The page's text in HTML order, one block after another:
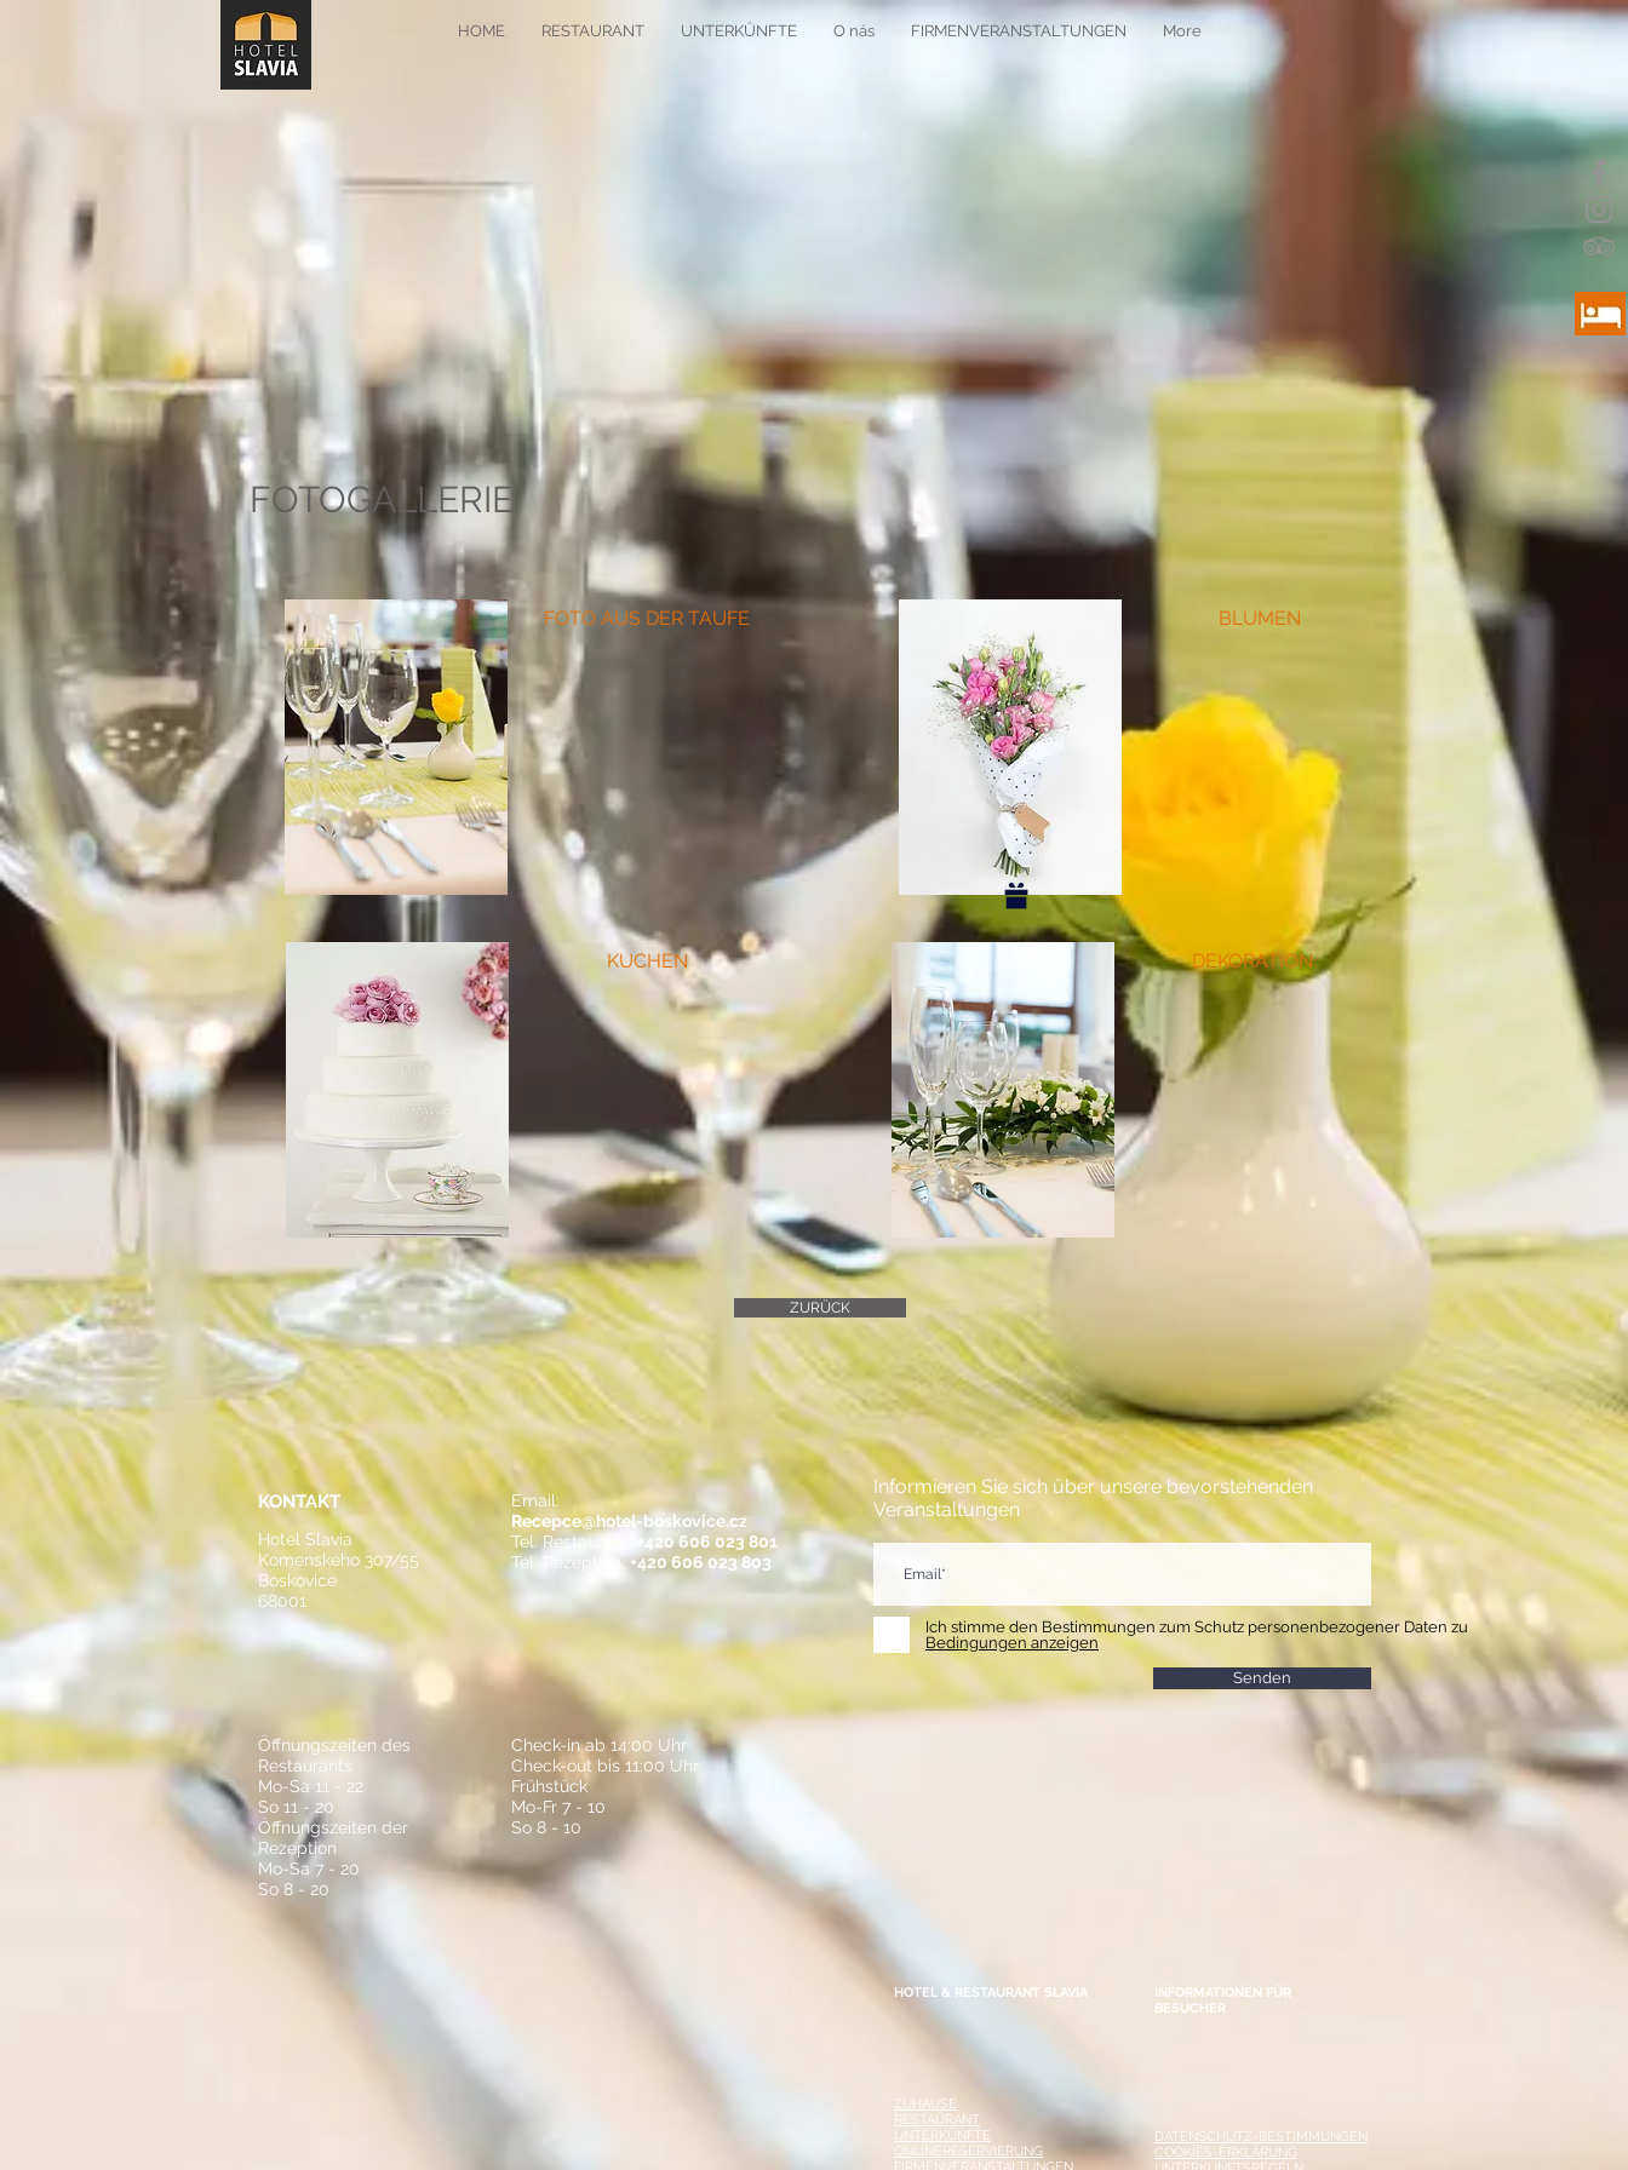
HOME RESTAURANT UNTERKÜNFTE O nás FIRMENVERANSTALTUNGEN More
FOTOGALLERIE
KUCHEN DEKORATION
FOTO AUS DER TAUFE BLUMEN
ZURÜCK
KONTAKT
Hotel Slavia
Komenského 307/55
Boskovice
68001
Öffnungszeiten des
Restaurants
Mo-Sa 11 - 22
So 11 - 20
Öffnungszeiten der
Rezeption
Mo-Sa 7 - 20
So 8 - 20
Email:
Recepce@hotel-boskovice.cz
Tel. Restaurant:
+420 606 023 801
Tel. Rezeption:+420 606 023 803
Informieren Sie sich über unsere bevorstehenden
Veranstaltungen
Ich stimme den Bestimmungen zum Schutz personenbezogener Daten zu
Bedingungen anzeigen
Senden
Check-in ab 14:00 Uhr
Check-out bis 11:00 Uhr
Frühstück
Mo-Fr 7 - 10
So 8 - 10
HOTEL & RESTAURANT SLAVIA
INFORMATIONEN FÜR
BESUCHER
ZUHAUSE
RESTAURANT
UNTERKÜNFTE
ONLINERESERVIERUNG
DATENSCHUTZ-BESTIMMUNGEN
COOKIES-ERKLÄRUNG